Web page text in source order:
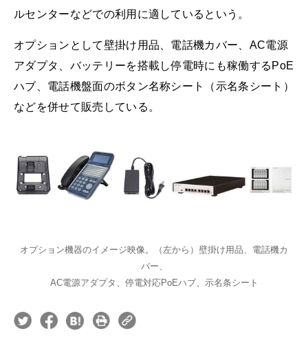
ルセンターなどでの利用に適しているという。
オプションとして壁掛け用品、電話機カバー、AC電源
アダプタ、バッテリーを搭載し停電時にも稼働するPoE
ハブ、電話機盤面のボタン名称シート（示名条シート）
などを併せて販売している。
オプション機器のイメージ映像。（左から）壁掛け用品、電話機カ
バー、
AC電源アダプタ、停電対応PoEハブ、示名条シート